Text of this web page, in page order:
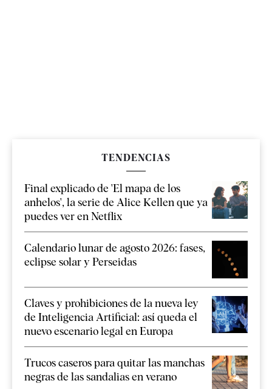
TENDENCIAS
Final explicado de 'El mapa de los
anhelos', la serie de Alice Kellen que ya
puedes ver en Netflix
Calendario lunar de agosto 2026: fases,
eclipse solar y Perseidas
Claves y prohibiciones de la nueva ley
de Inteligencia Artificial: así queda el
nuevo escenario legal en Europa
Trucos caseros para quitar las manchas
negras de las sandalias en verano